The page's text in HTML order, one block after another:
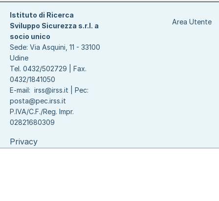
Area Utente
Istituto di Ricerca
Sviluppo Sicurezza s.r.l. a
socio unico
Sede: Via Asquini, 11 - 33100
Udine
Tel. 0432/502729 | Fax.
0432/1841050
E-mail: irss@irss.it | Pec:
posta@pec.irss.it
P.IVA/C.F./Reg. Impr.
02821680309
Privacy